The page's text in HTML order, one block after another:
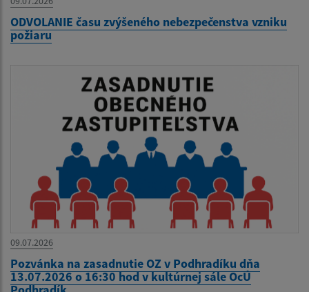
ODVOLANIE času zvýšeného nebezpečenstva vzniku
požiaru
09.07.2026
Pozvánka na zasadnutie OZ v Podhradíku dňa
13.07.2026 o 16:30 hod v kultúrnej sále OcÚ